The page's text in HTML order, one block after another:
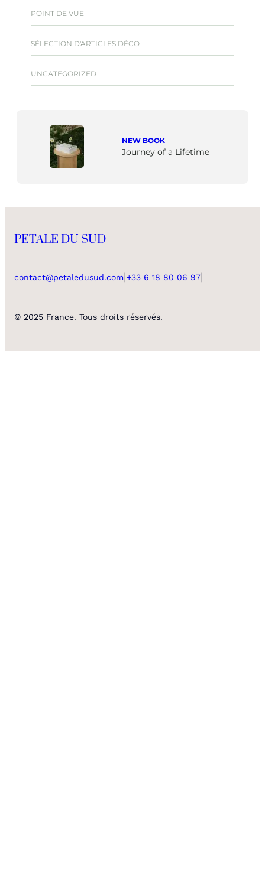
POINT DE VUE
SÉLECTION D'ARTICLES DÉCO
UNCATEGORIZED
NEW BOOK
Journey of a Lifetime
PETALE DU SUD
contact@petaledusud.com +33 6 18 80 06 97
© 2025 France. Tous droits réservés.